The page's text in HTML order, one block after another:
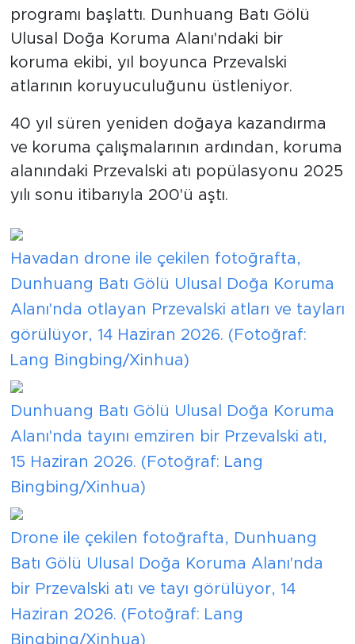
programı başlattı. Dunhuang Batı Gölü
Ulusal Doğa Koruma Alanı'ndaki bir
koruma ekibi, yıl boyunca Przevalski
atlarının koruyuculuğunu üstleniyor.
40 yıl süren yeniden doğaya kazandırma
ve koruma çalışmalarının ardından, koruma
alanındaki Przevalski atı popülasyonu 2025
yılı sonu itibarıyla 200'ü aştı.
Havadan drone ile çekilen fotoğrafta,
Dunhuang Batı Gölü Ulusal Doğa Koruma
Alanı'nda otlayan Przevalski atları ve tayları
görülüyor, 14 Haziran 2026. (Fotoğraf:
Lang Bingbing/Xinhua)
Dunhuang Batı Gölü Ulusal Doğa Koruma
Alanı'nda tayını emziren bir Przevalski atı,
15 Haziran 2026. (Fotoğraf: Lang
Bingbing/Xinhua)
Drone ile çekilen fotoğrafta, Dunhuang
Batı Gölü Ulusal Doğa Koruma Alanı'nda
bir Przevalski atı ve tayı görülüyor, 14
Haziran 2026. (Fotoğraf: Lang
Bingbing/Xinhua)